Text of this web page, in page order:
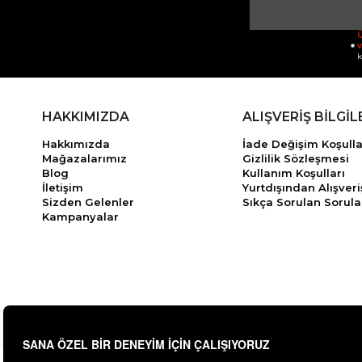
HAKKIMIZDA
Hakkımızda
Mağazalarımız
Blog
İletişim
Sizden Gelenler
Kampanyalar
ALIŞVERİŞ
İade Değişim
Gizlilik Sözleşmesi
Kullanım Koşulları
Yurtdışından
Sıkça Sorulan